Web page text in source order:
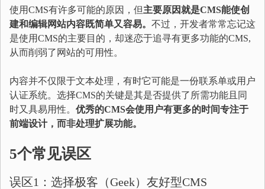
使用CMS有许多可能的原因，但主要原因就是CMS能使创
建和编辑网站内容既简单又容易。 不过，开发者常常忘记这
是使用CMS的主要目的，却迷恋于追寻有更多功能的CMS,
从而削弱了网站的可用性。
内容并不仅限于文本处理，有时它可能是一份联系单或用户
认证系统。选择CMS的关键是其是否提供了所需功能且同
时又具易用性。 优秀的CMS会使用户有更多的时间专注于
前端设计，而非处理扩展功能。
5个常见误区
误区1：选择极客（Geek）友好型CMS